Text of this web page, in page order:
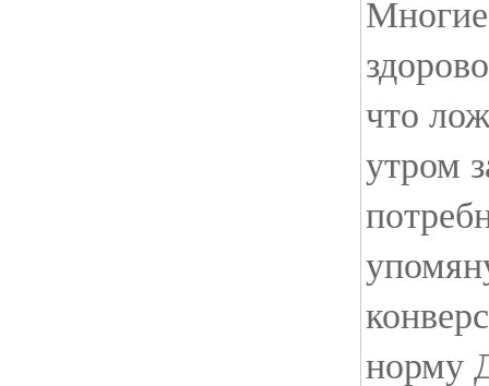
что
утром
норму